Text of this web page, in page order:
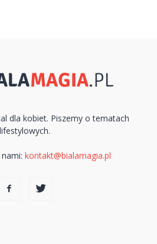
dla kobiet. Piszemy o tematach
lifestylowych.
kontakt@bialamagia.pl